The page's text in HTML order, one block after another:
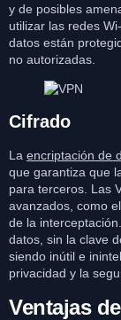
y de posibles
utilizar las redes
datos están
no autorizadas.
Cifrado
La encriptación de
que garantiza que
para terceros. Las
avanzados, como
de la
datos, sin la clave
siendo inútil e
privacidad y la
Ventajas